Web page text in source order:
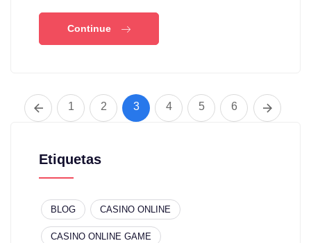
Continue
1 2 3 4 5 6
Etiquetas
BLOG CASINO ONLINE
CASINO ONLINE GAME